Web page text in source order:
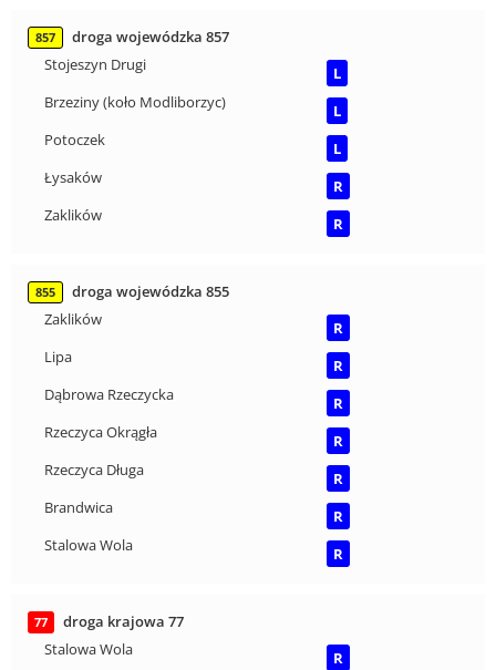
857
droga wojewódzka 857
Stojeszyn Drugi
L
Brzeziny (koło Modliborzyc)
L
Potoczek
L
Łysaków
R
Zaklików
R
855
droga wojewódzka 855
Zaklików
R
Lipa
R
Dąbrowa Rzeczycka
R
Rzeczyca Okrągła
R
Rzeczyca Długa
R
Brandwica
R
Stalowa Wola
R
77
droga krajowa 77
Stalowa Wola
R